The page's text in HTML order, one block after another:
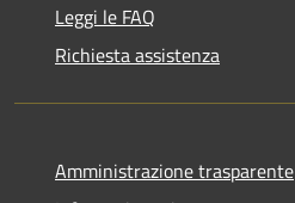
Leggi le FAQ
Richiesta assistenza
Amministrazione trasparente